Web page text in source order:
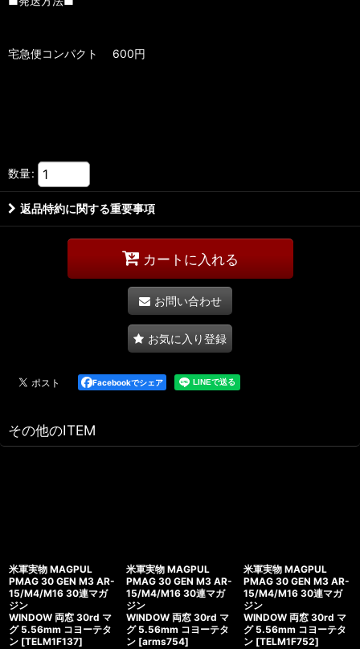
宅急便コンパクト 600円
数量:
返品特約に関する重要事項
カートに入れる
お問い合わせ
お気に入り登録
Facebookでシェア
その他のITEM
米軍実物 MAGPUL
PMAG 30 GEN M3 AR-
15/M4/M16 30連マガ
ジン
WINDOW 両窓 30rd マ
グ 5.56mm コヨーテタ
ン [TELM1F137]
米軍実物 MAGPUL
PMAG 30 GEN M3 AR-
15/M4/M16 30連マガ
ジン
WINDOW 両窓 30rd マ
グ 5.56mm コヨーテタ
ン [arms754]
米軍実物 MAGPUL
PMAG 30 GEN M3 AR-
15/M4/M16 30連マガ
ジン
WINDOW 両窓 30rd マ
グ 5.56mm コヨーテタ
ン [TELM1F752]